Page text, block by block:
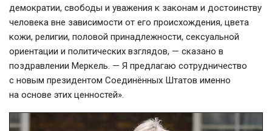
демократии, свободы и уважения к законам и достоинству
человека вне зависимости от его происхождения, цвета
кожи, религии, половой принадлежности, сексуальной
ориентации и политических взглядов, — сказано в
поздравлении Меркель. — Я предлагаю сотрудничество
с новым президентом Соединённых Штатов именно
на основе этих ценностей».